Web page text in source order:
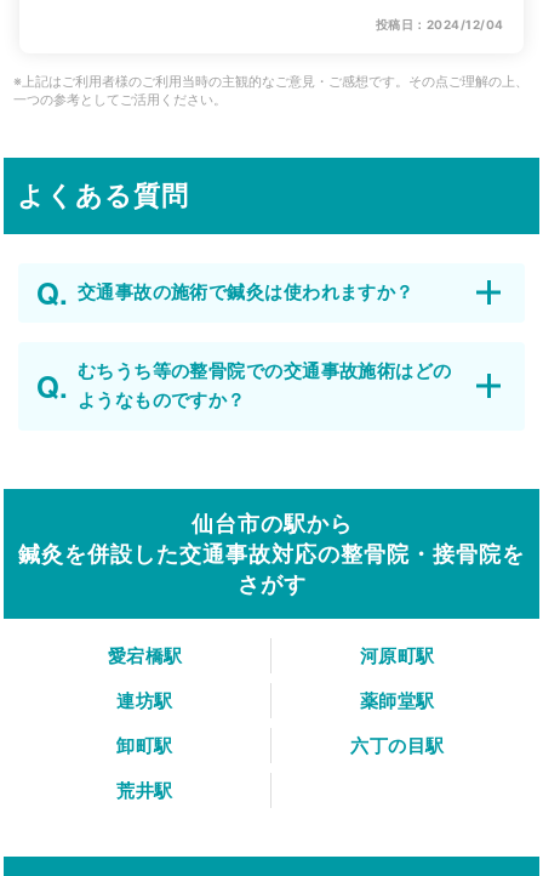
投稿日：2024/12/04
※上記はご利用者様のご利用当時の主観的なご意見・ご感想です。その点ご理解の上、
一つの参考としてご活用ください。
よくある質問
交通事故の施術で鍼灸は使われますか？
むちうち等の整骨院での交通事故施術はどの
ようなものですか？
仙台市の駅から
鍼灸を併設した交通事故対応の整骨院・接骨院を
さがす
愛宕橋駅
河原町駅
連坊駅
薬師堂駅
卸町駅
六丁の目駅
荒井駅